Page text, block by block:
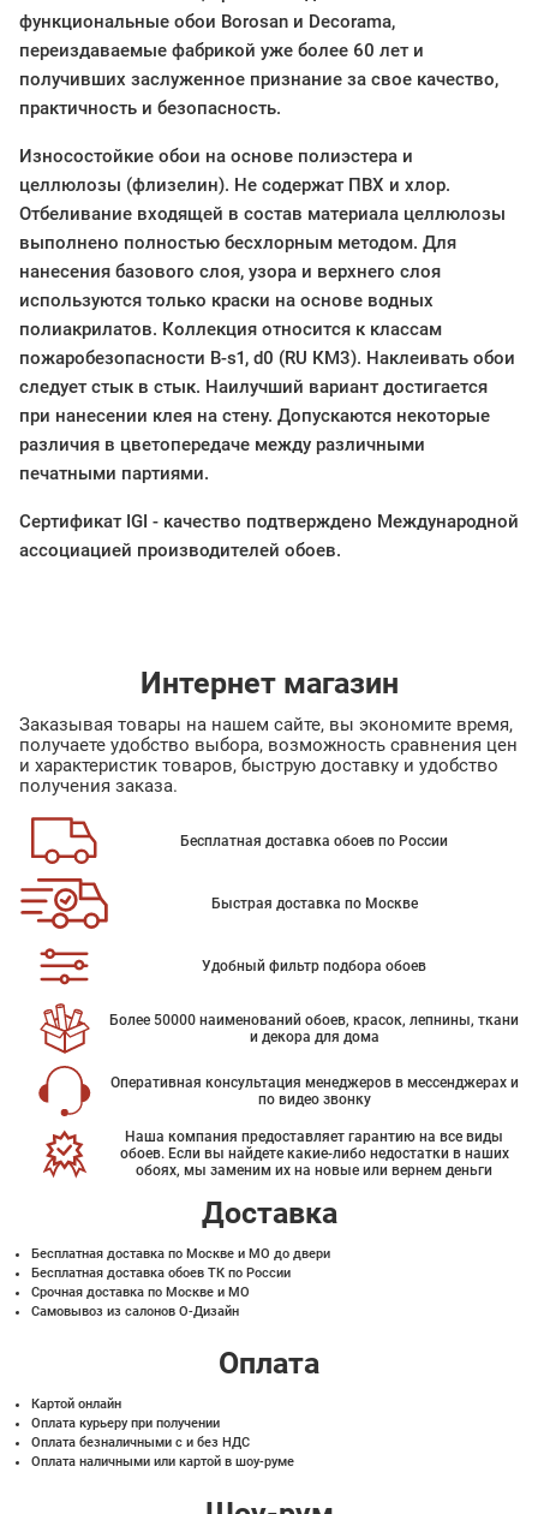
функциональные обои Borosan и Decorama,
переиздаваемые фабрикой уже более 60 лет и
получивших заслуженное признание за свое качество,
практичность и безопасность.
Износостойкие обои на основе полиэстера и
целлюлозы (флизелин). Не содержат ПВХ и хлор.
Отбеливание входящей в состав материала целлюлозы
выполнено полностью бесхлорным методом. Для
нанесения базового слоя, узора и верхнего слоя
используются только краски на основе водных
полиакрилатов. Коллекция относится к классам
пожаробезопасности B-s1, d0 (RU КМ3). Наклеивать обои
следует стык в стык. Наилучший вариант достигается
при нанесении клея на стену. Допускаются некоторые
различия в цветопередаче между различными
печатными партиями.
Cертификат IGI - качество подтверждено Международной
ассоциацией производителей обоев.
Интернет магазин
Заказывая товары на нашем сайте, вы экономите время,
получаете удобство выбора, возможность сравнения цен
и характеристик товаров, быструю доставку и удобство
получения заказа.
Бесплатная доставка обоев по России
Быстрая доставка по Москве
Удобный фильтр подбора обоев
Более 50000 наименований обоев, красок, лепнины, ткани
и декора для дома
Оперативная консультация менеджеров в мессенджерах и
по видео звонку
Наша компания предоставляет гарантию на все виды
обоев. Если вы найдете какие-либо недостатки в наших
обоях, мы заменим их на новые или вернем деньги
Доставка
Бесплатная доставка по Москве и МО до двери
Бесплатная доставка обоев ТК по России
Срочная доставка по Москве и МО
Самовывоз из салонов О-Дизайн
Оплата
Картой онлайн
Оплата курьеру при получении
Оплата безналичными с и без НДС
Оплата наличными или картой в шоу-руме